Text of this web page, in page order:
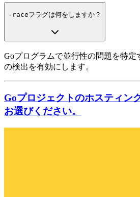
-raceフラグは何をしますか？
Goプログラムで並行性の問題を特定
の検出を有効にします。
Goプロジェクトのホスティン
お選びください。